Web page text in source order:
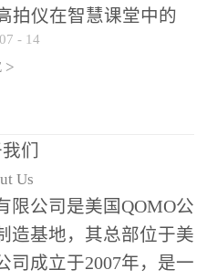
拍仪在智慧课堂中的
用
07 - 14
>
们
Us
限公司是美国QOMO公
造基地，其总部位于美
司成立于2007年，是一